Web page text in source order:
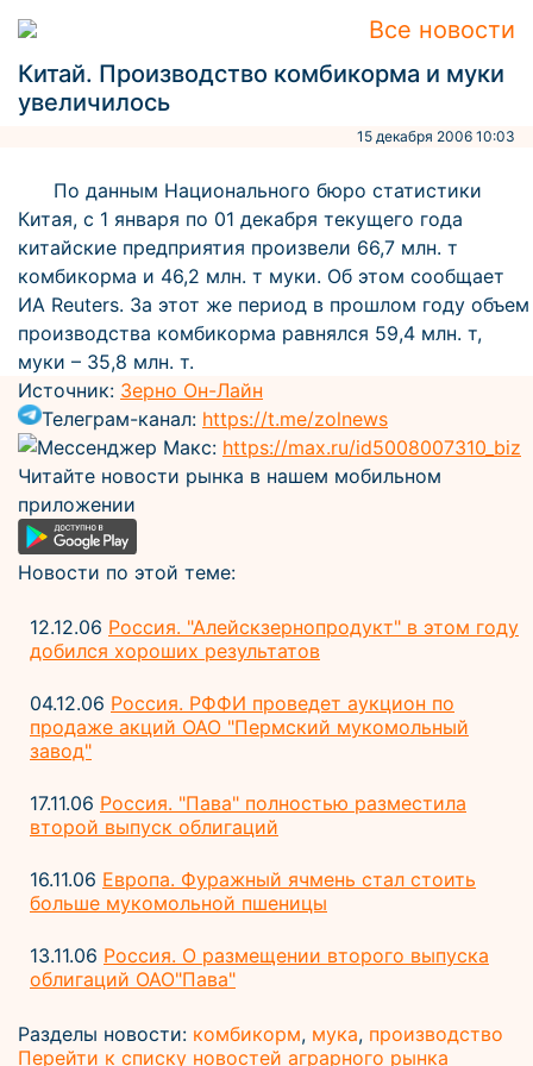
Все новости
Китай. Производство комбикорма и муки
увеличилось
15 декабря 2006 10:03
По данным Национального бюро статистики
Китая, с 1 января по 01 декабря текущего года
китайские предприятия произвели 66,7 млн. т
комбикорма и 46,2 млн. т муки. Об этом сообщает
ИА Reuters. За этот же период в прошлом году объем
производства комбикорма равнялся 59,4 млн. т,
муки – 35,8 млн. т.
Источник: Зерно Он-Лайн
Телеграм-канал: https://t.me/zolnews
Мессенджер Макс: https://max.ru/id5008007310_biz
Читайте новости рынка в нашем мобильном
приложении
Новости по этой теме:
12.12.06 Россия. "Алейскзернопродукт" в этом году
добился хороших результатов
04.12.06 Россия. РФФИ проведет аукцион по
продаже акций ОАО "Пермский мукомольный
завод"
17.11.06 Россия. "Пава" полностью разместила
второй выпуск облигаций
16.11.06 Европа. Фуражный ячмень стал стоить
больше мукомольной пшеницы
13.11.06 Россия. О размещении второго выпуска
облигаций ОАО"Пава"
Разделы новости: комбикорм, мука, производство
Перейти к списку новостей аграрного рынка